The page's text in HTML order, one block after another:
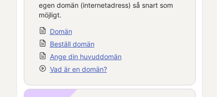
egen domän (internetadress) så snart som
möjligt.
Domän
Beställ domän
Ange din huvuddomän
Vad är en domän?